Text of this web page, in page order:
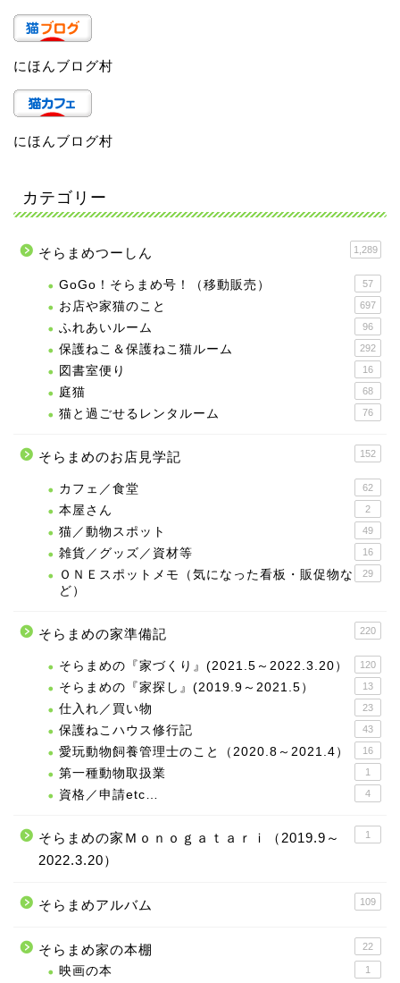
にほんブログ村
にほんブログ村
カテゴリー
そらまめつーしん 1,289
GoGo！そらまめ号！（移動販売） 57
お店や家猫のこと 697
ふれあいルーム 96
保護ねこ＆保護ねこ猫ルーム 292
図書室便り 16
庭猫 68
猫と過ごせるレンタルーム 76
そらまめのお店見学記 152
カフェ／食堂 62
本屋さん 2
猫／動物スポット 49
雑貨／グッズ／資材等 16
ＯＮＥスポットメモ（気になった看板・販促物な
ど）
29
そらまめの家準備記 220
そらまめの『家づくり』(2021.5～2022.3.20） 120
そらまめの『家探し』(2019.9～2021.5） 13
仕入れ／買い物 23
保護ねこハウス修行記 43
愛玩動物飼養管理士のこと（2020.8～2021.4） 16
第一種動物取扱業 1
資格／申請etc… 4
そらまめの家Ｍｏｎｏｇａｔａｒｉ（2019.9～
2022.3.20）
1
そらまめアルバム 109
そらまめ家の本棚 22
映画の本 1